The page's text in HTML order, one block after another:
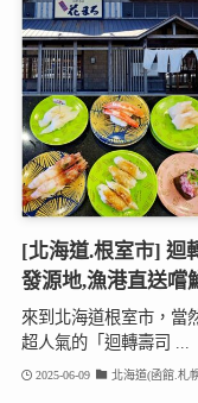
[北海道.根室市] 迴
發源地,漁港直送嚐
來到北海道根室市，當
超人氣的「迴轉壽司 ...
2025-06-09 北海道(函館.札